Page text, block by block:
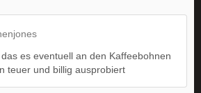
es eventuell an den Kaffeebohnen
teuer und billig ausprobiert